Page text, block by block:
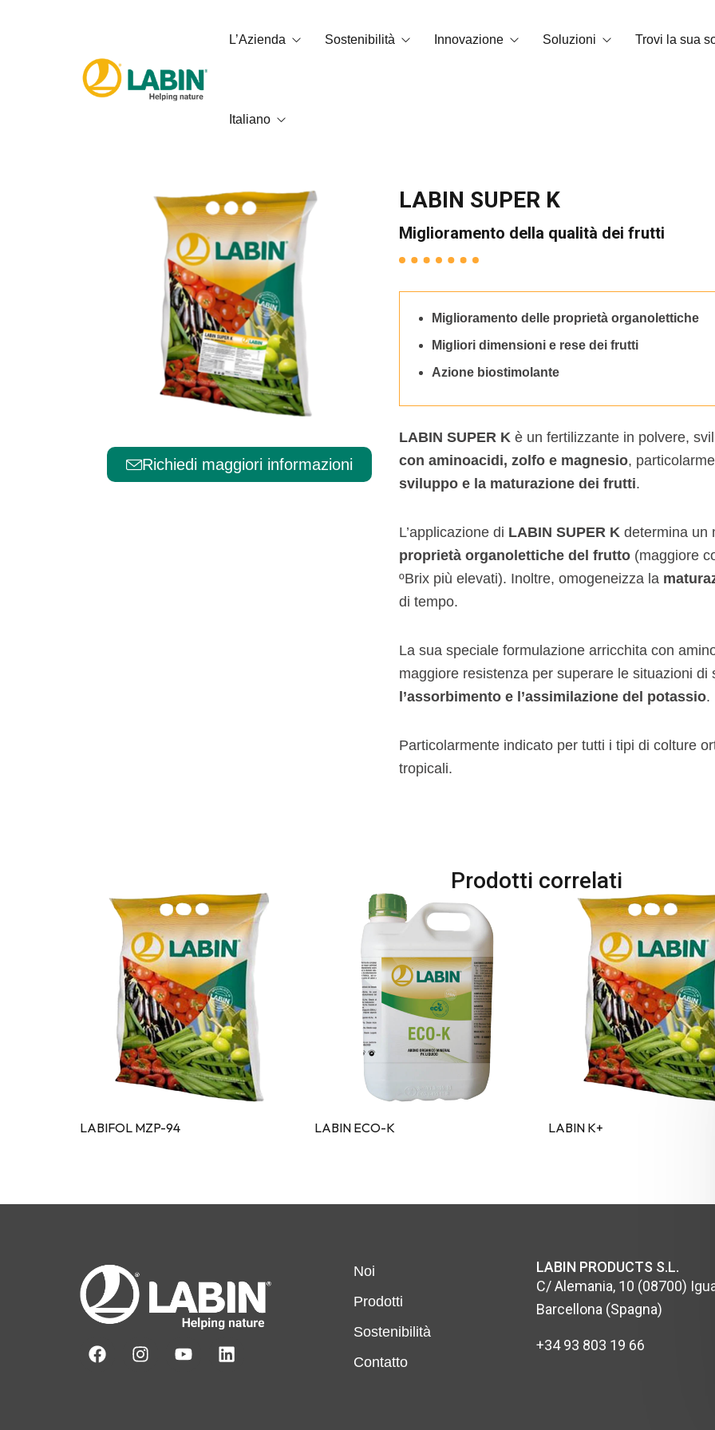
L’Azienda
Chi siamo
Codice etico
Sostenibilità Innovazione
Smart Tech
Soluzioni
NPK solubile in acqua
Miglioratori del suolo
NPK fogliari
Ecologico
Trovi la sua
Italiano
العربية
Català
English
Français
Español
Português
Richiedi maggiori informazioni
LABIN SUPER K
Miglioramento della qualità dei frutti
Miglioramento delle proprietà organolettiche
Migliori dimensioni e rese dei frutti
Azione biostimolante
LABIN SUPER Kè un fertilizzante in polvere,
con aminoacidi, zolfo e magnesio,
sviluppo e la maturazione dei frutti.
L’applicazione di LABIN SUPER Kdetermina un
proprietà organolettiche del frutto (maggiore
ºBrix più elevati). Inoltre, omogeneizza la
di tempo.
La sua speciale formulazione arricchita con
maggiore resistenza per superare le situazioni di
l’assorbimento e l’assimilazione del potassio.
Particolarmente indicato per tutti i tipi di colture
tropicali.
Prodotti correlati
LABIFOL MZP-94 LABIN ECO-K LABIN K+
Noi
Prodotti
Sostenibilità
Contatto
LABIN PRODUCTS S.L.
C/ Alemania, 10 (08700)
Barcellona (Spagna)
+34 93 803 19 66